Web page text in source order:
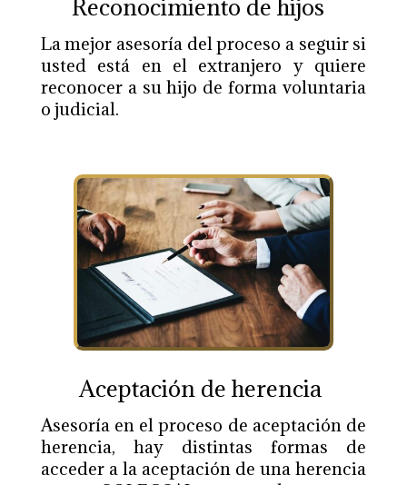
Reconocimiento de hijos
La mejor asesoría del proceso a seguir si
usted está en el extranjero y quiere
reconocer a su hijo de forma voluntaria
o judicial.
Aceptación de herencia
Asesoría en el proceso de aceptación de
herencia, hay distintas formas de
acceder a la aceptación de una herencia